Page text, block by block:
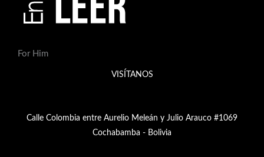
For Him
VISÍTANOS
Calle Colombia entre Aurelio Meleán y Julio Arauco #1069
Cochabamba - Bolivia